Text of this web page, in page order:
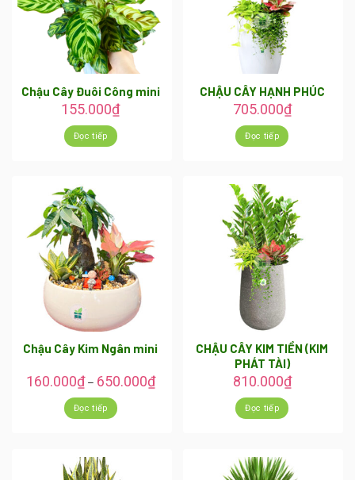
Chậu Cây Đuôi Công mini
155.000₫
Đọc tiếp
CHẬU CÂY HẠNH PHÚC
705.000₫
Đọc tiếp
Chậu Cây Kim Ngân mini
160.000₫– 650.000₫
Đọc tiếp
CHẬU CÂY KIM TIỀN (KIM
PHÁT TÀI)
810.000₫
Đọc tiếp